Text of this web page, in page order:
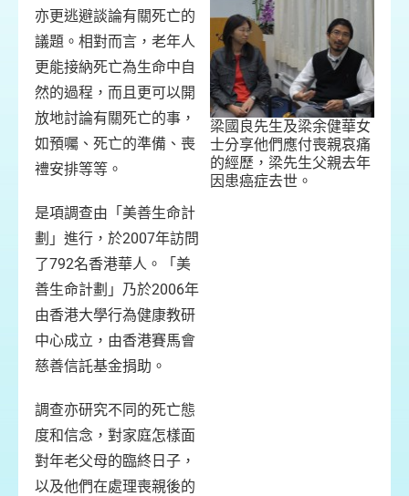
亦更逃避談論有關死亡的
議題。相對而言，老年人
更能接納死亡為生命中自
然的過程，而且更可以開
放地討論有關死亡的事，
如預囑、死亡的準備、喪
禮安排等等。
是項調查由「美善生命計
劃」進行，於2007年訪問
了792名香港華人。「美
善生命計劃」乃於2006年
由香港大學行為健康教研
中心成立，由香港賽馬會
慈善信託基金捐助。
調查亦研究不同的死亡態
度和信念，對家庭怎樣面
對年老父母的臨終日子，
以及他們在處理喪親後的
梁國良先生及梁余健華女
士分享他們應付喪親哀痛
的經歷，梁先生父親去年
因患癌症去世。